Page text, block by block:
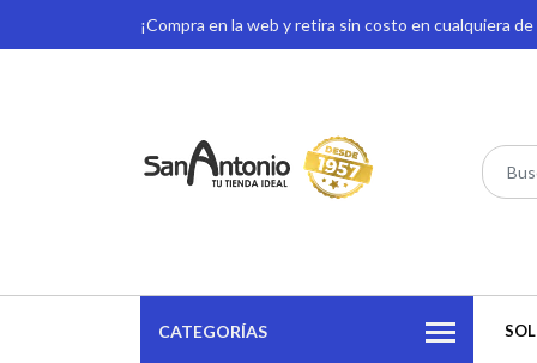
¡Compra en la web y retira sin costo en cualquiera
CATEGORÍAS